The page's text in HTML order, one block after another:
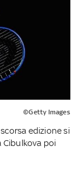
©Getty Images
edizione si
poi